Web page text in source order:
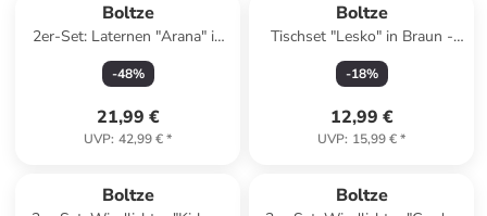
Boltze
2er-Set: Laternen "Arana" in
Pink
-48%
21,99 €
UVP: 42,99 €*
Boltze
Tischset "Lesko" in Braun -
(L)41 x (B)35 cm
-18%
12,99 €
UVP: 15,99 €*
Boltze Boltze